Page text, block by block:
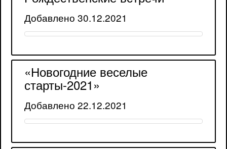
Добавлено 30.12.2021
«Новогодние веселые
старты-2021»
Добавлено 22.12.2021